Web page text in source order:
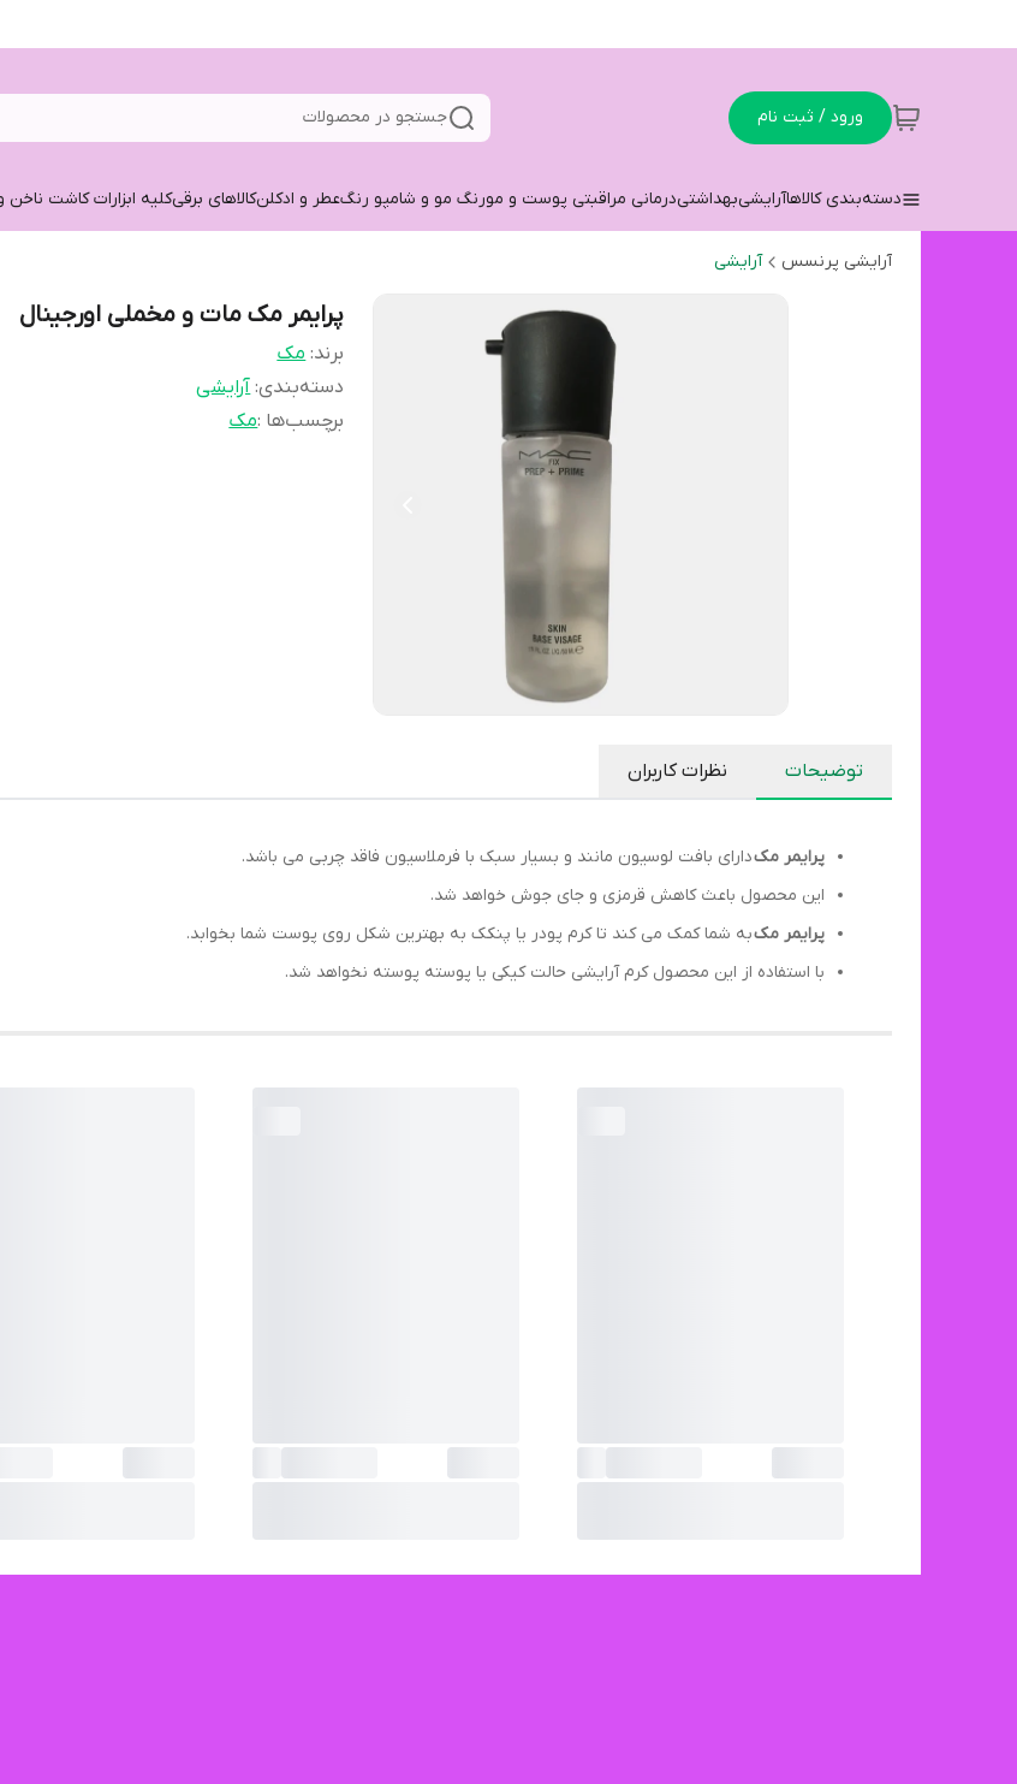
ورود / ثبت نام جستجو در محصولات
دسته‌بندی کالاهاآرایشیبهداشتیدرمانی مراقبتی پوست و مورنگ مو و شامپو رنگعطر و ادکلنکالاهای برقیکلیه ابزارات کاشت
آرایشی پرنسس آرایشی
پرایمر مک مات و مخملی اورجینال
برند: مک
دسته‌بندی:آرایشی
برچسب‌ها :مک
توضیحات نظرات کاربران
پرایمر مکدارای بافت لوسیون مانند و بسیار سبک با فرملاسیون فاقد چربی می باشد.
این محصول باعث کاهش قرمزی و جای جوش خواهد شد.
پرایمر مکبه شما کمک می کند تا کرم پودر یا پنکک به بهترین شکل روی پوست شما بخوابد.
با استفاده از این محصول کرم آرایشی حالت کیکی یا پوسته پوسته نخواهد شد.